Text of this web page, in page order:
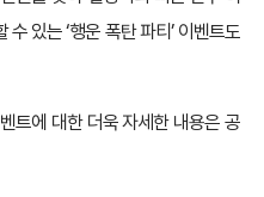
있는 ‘행운 폭탄 파티’ 이벤트도
트에 대한 더욱 자세한 내용은 공